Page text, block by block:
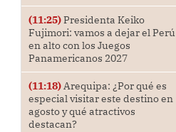
(11:25)Presidenta Keiko
Fujimori: vamos a dejar el Perú
en alto con los Juegos
Panamericanos 2027
(11:18)Arequipa: ¿Por qué es
especial visitar este destino en
agosto y qué atractivos
destacan?